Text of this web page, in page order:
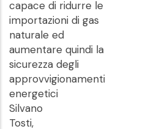
capace di ridurre le
importazioni di gas
naturale ed
aumentare quindi la
sicurezza degli
approvvigionamenti
energetici
Silvano
Tosti,